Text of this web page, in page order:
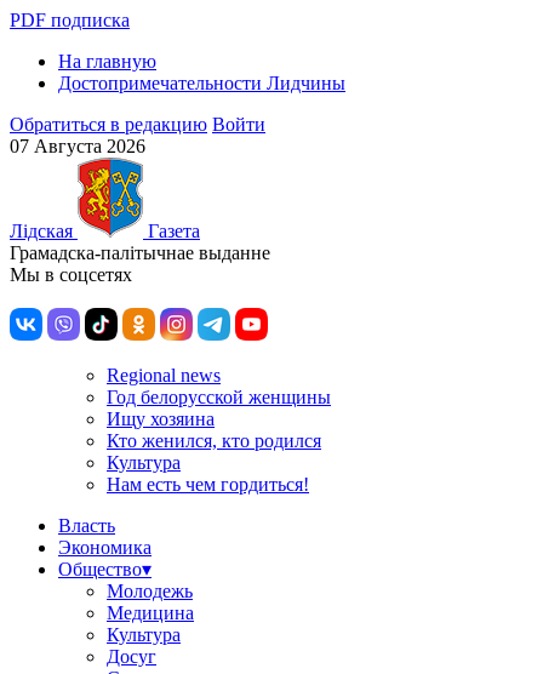
PDF подписка
На главную
Достопримечательности Лидчины
Обратиться в редакцию Войти
07 Августа 2026
Лiдская
Газета
Грамадска-палiтычнае выданне
Мы в соцсетях
Regional news
Год белорусской женщины
Ищу хозяина
Кто женился, кто родился
Культура
Нам есть чем гордиться!
Власть
Экономика
Общество▾
Молодежь
Медицина
Культура
Досуг